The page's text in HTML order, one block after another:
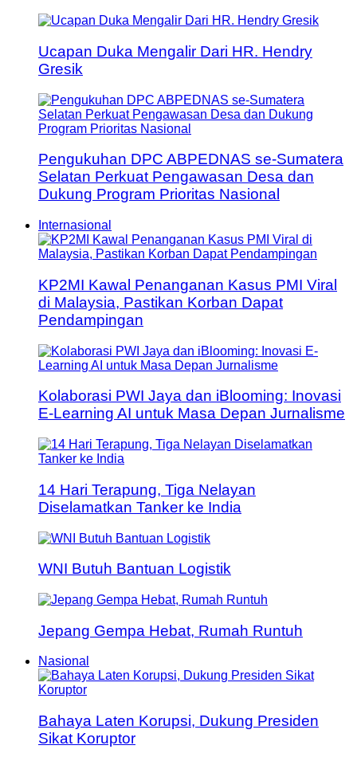
Ucapan Duka Mengalir Dari HR. Hendry
Gresik
Pengukuhan DPC ABPEDNAS se-Sumatera
Selatan Perkuat Pengawasan Desa dan
Dukung Program Prioritas Nasional
Internasional
KP2MI Kawal Penanganan Kasus PMI Viral
di Malaysia, Pastikan Korban Dapat
Pendampingan
Kolaborasi PWI Jaya dan iBlooming: Inovasi
E-Learning AI untuk Masa Depan Jurnalisme
14 Hari Terapung, Tiga Nelayan
Diselamatkan Tanker ke India
WNI Butuh Bantuan Logistik
Jepang Gempa Hebat, Rumah Runtuh
Nasional
Bahaya Laten Korupsi, Dukung Presiden
Sikat Koruptor